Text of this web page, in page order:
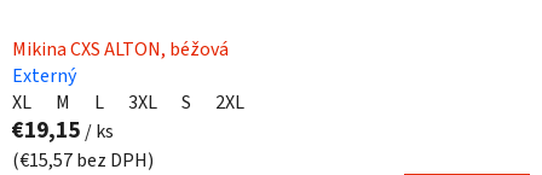
v
Mikina CXS ALTON, béžová
Externý
XL
M L 3XL S 2XL
€19,15 / ks
(€15,57 bez DPH)